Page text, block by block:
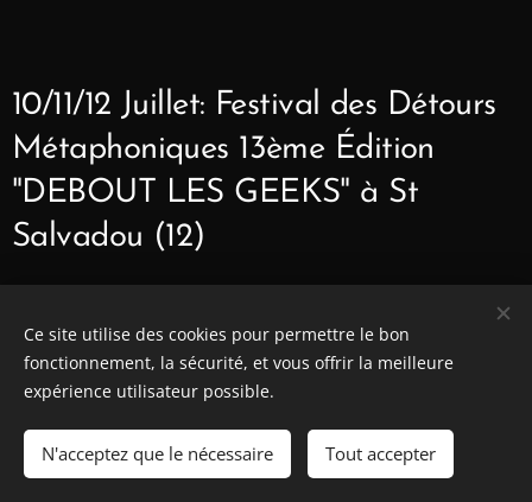
10/11/12 Juillet: Festival des Détours
Métaphoniques 13ème Édition
"DEBOUT LES GEEKS" à St
Salvadou (12)
2°25
Ce site utilise des cookies pour permettre le bon
fonctionnement, la sécurité, et vous offrir la meilleure
expérience utilisateur possible.
N'acceptez que le nécessaire Tout accepter